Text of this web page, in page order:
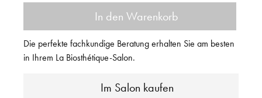
In den Warenkorb
Im Salon kaufen
Die perfekte fachkundige Beratung erhalten Sie am besten
in Ihrem La Biosthétique-Salon.